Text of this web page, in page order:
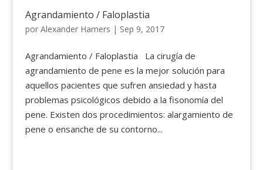
Agrandamiento / Faloplastia
por Alexander Hamers | Sep 9, 2017
Agrandamiento / Faloplastia La cirugía de
agrandamiento de pene es la mejor solución para
aquellos pacientes que sufren ansiedad y hasta
problemas psicológicos debido a la fisonomía del
pene. Existen dos procedimientos: alargamiento de
pene o ensanche de su contorno...